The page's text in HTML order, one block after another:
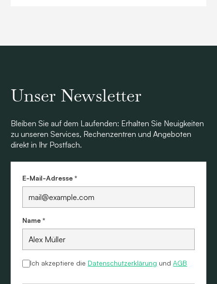
Unser Newsletter
Bleiben Sie auf dem Laufenden: Erhalten Sie Neuigkeiten
zu unseren Services, Rechenzentren und Angeboten
direkt in Ihr Postfach.
E-Mail-Adresse *
Name *
Ich akzeptiere die Datenschutzerklärung undAGB